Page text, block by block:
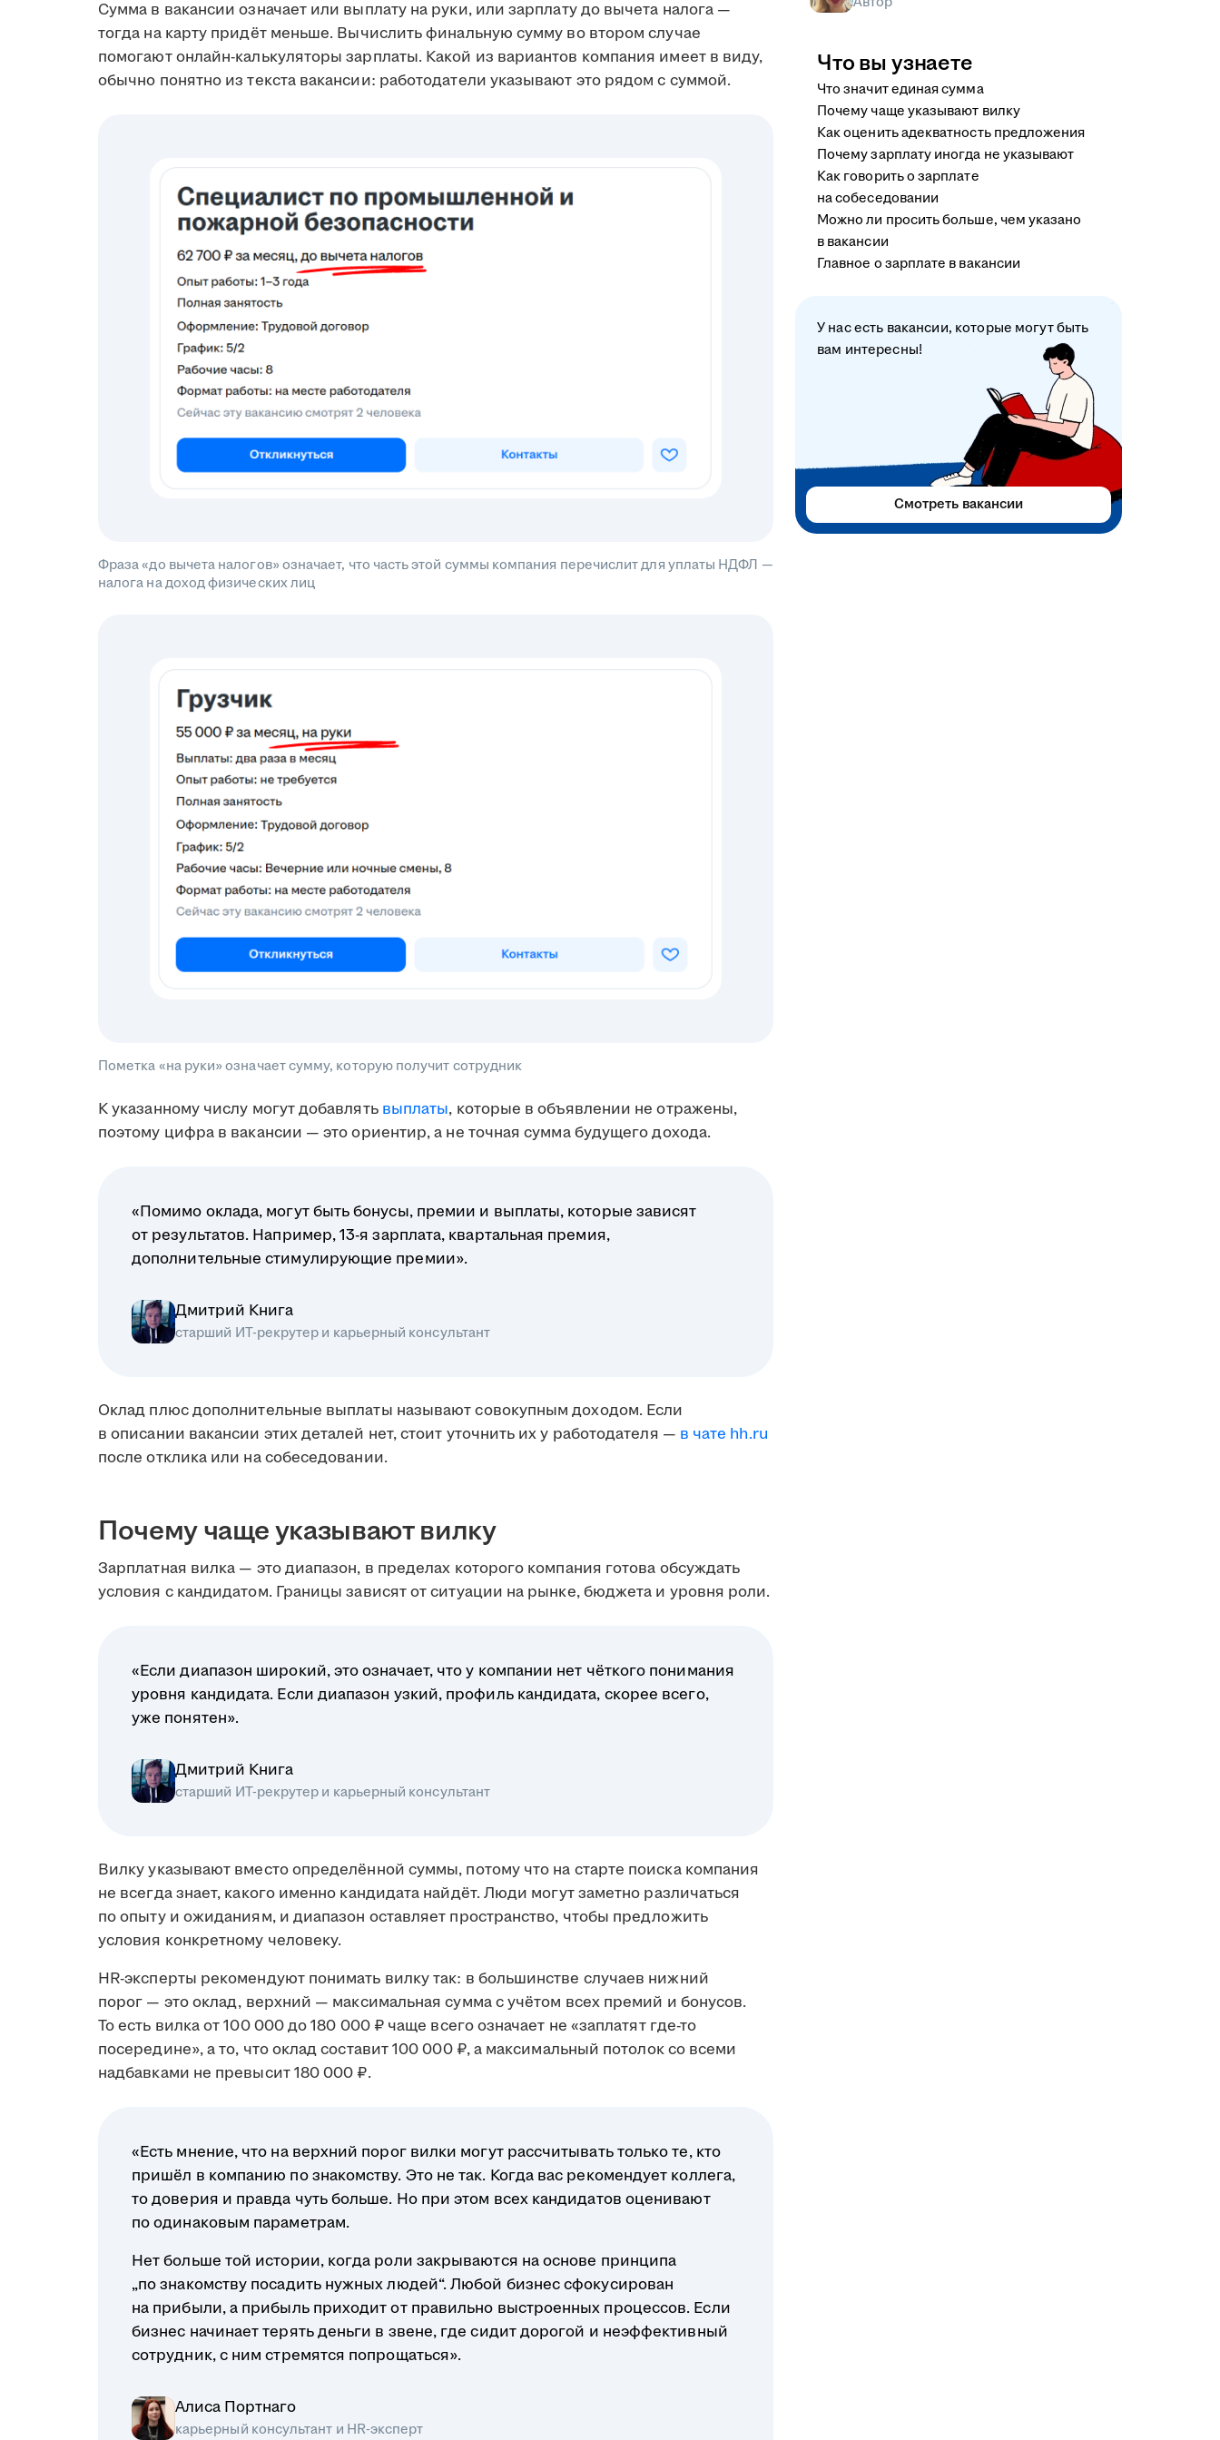
Сумма в вакансии означает или выплату на руки, или зарплату до вычета налога —
тогда на карту придёт меньше. Вычислить финальную сумму во втором случае
помогают онлайн-калькуляторы зарплаты. Какой из вариантов компания имеет в виду,
обычно понятно из текста вакансии: работодатели указывают это рядом с суммой.
Фраза «до вычета налогов» означает, что часть этой суммы компания перечислит для уплаты НДФЛ —
налога на доход физических лиц
Пометка «на руки» означает сумму, которую получит сотрудник
К указанному числу могут добавлять выплаты, которые в объявлении не отражены,
поэтому цифра в вакансии — это ориентир, а не точная сумма будущего дохода.
«Помимо оклада, могут быть бонусы, премии и выплаты, которые зависят
от результатов. Например, 13-я зарплата, квартальная премия,
дополнительные стимулирующие премии».
Дмитрий Книга
старший ИТ-рекрутер и карьерный консультант
Оклад плюс дополнительные выплаты называют совокупным доходом. Если
в описании вакансии этих деталей нет, стоит уточнить их у работодателя — в чате hh.ru
после отклика или на собеседовании.
Почему чаще указывают вилку
Зарплатная вилка — это диапазон, в пределах которого компания готова обсуждать
условия с кандидатом. Границы зависят от ситуации на рынке, бюджета и уровня роли.
«Если диапазон широкий, это означает, что у компании нет чёткого понимания
уровня кандидата. Если диапазон узкий, профиль кандидата, скорее всего,
уже понятен».
Дмитрий Книга
старший ИТ-рекрутер и карьерный консультант
Вилку указывают вместо определённой суммы, потому что на старте поиска компания
не всегда знает, какого именно кандидата найдёт. Люди могут заметно различаться
по опыту и ожиданиям, и диапазон оставляет пространство, чтобы предложить
условия конкретному человеку.
HR-эксперты рекомендуют понимать вилку так: в большинстве случаев нижний
порог — это оклад, верхний — максимальная сумма с учётом всех премий и бонусов.
То есть вилка от 100 000 до 180 000 ₽ чаще всего означает не «заплатят где-то
посередине», а то, что оклад составит 100 000 ₽, а максимальный потолок со всеми
надбавками не превысит 180 000 ₽.
«Есть мнение, что на верхний порог вилки могут рассчитывать только те, кто
пришёл в компанию по знакомству. Это не так. Когда вас рекомендует коллега,
то доверия и правда чуть больше. Но при этом всех кандидатов оценивают
по одинаковым параметрам.
Нет больше той истории, когда роли закрываются на основе принципа
„по знакомству посадить нужных людей“. Любой бизнес сфокусирован
на прибыли, а прибыль приходит от правильно выстроенных процессов. Если
бизнес начинает терять деньги в звене, где сидит дорогой и неэффективный
сотрудник, с ним стремятся попрощаться».
Алиса Портнаго
карьерный консультант и HR-эксперт
Что вы узнаете
Что значит единая сумма
Почему чаще указывают вилку
Как оценить адекватность предложения
Почему зарплату иногда не указывают
Как говорить о зарплате
на собеседовании
Можно ли просить больше, чем указано
в вакансии
Главное о зарплате в вакансии
У нас есть вакансии, которые могут быть
вам интересны!
Смотреть вакансии